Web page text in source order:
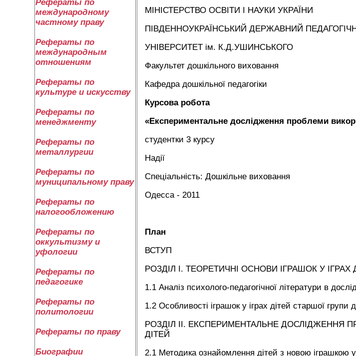
Рефераты по
международному
частному праву
Рефераты по
международным
отношениям
Рефераты по
культуре и искусству
Рефераты по
менеджменту
Рефераты по
металлургии
Рефераты по
муниципальному праву
Рефераты по
налогообложению
Рефераты по
оккультизму и
уфологии
Рефераты по
педагогике
Рефераты по
политологии
Рефераты по праву
Биографии
МІНІСТЕРСТВО ОСВІТИ І НАУКИ УКРАЇНИ
ПІВДЕННОУКРАЇНСЬКИЙ ДЕРЖАВНИЙ
УНІВЕРСИТЕТ ім. К.Д.УШИНСЬКОГО
Факультет дошкільного виховання
Кафедра дошкільної педагогіки
Курсова робота
«Експериментальне дослідження проблеми
студентки 3 курсу
Надії
Спеціальність: Дошкільне виховання
Одесса - 2011
План
ВСТУП
РОЗДІЛ I. ТЕОРЕТИЧНІ ОСНОВИ ІГРАШОК У ІГРАХ
1.1 Аналіз психолого-педагогічної літератури в
1.2 Особливості іграшок у іграх дітей старшої групи
РОЗДІЛ II. ЕКСПЕРИМЕНТАЛЬНЕ ДОСЛІДЖЕННЯ
ДІТЕЙ
2.1 Методика ознайомлення дітей з новою іграшкою у